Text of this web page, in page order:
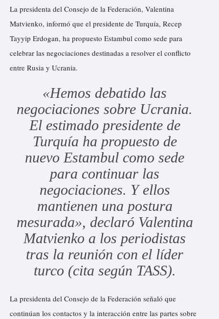
La presidenta del Consejo de la Federación, Valentina
Matvienko, informó que el presidente de Turquía, Recep
Tayyip Erdogan, ha propuesto Estambul como sede para
celebrar las negociaciones destinadas a resolver el conflicto
entre Rusia y Ucrania.
«Hemos debatido las
negociaciones sobre Ucrania.
El estimado presidente de
Turquía ha propuesto de
nuevo Estambul como sede
para continuar las
negociaciones. Y ellos
mantienen una postura
mesurada», declaró Valentina
Matvienko a los periodistas
tras la reunión con el líder
turco (cita según TASS).
La presidenta del Consejo de la Federación señaló que
continúan los contactos y la interacción entre las partes sobre